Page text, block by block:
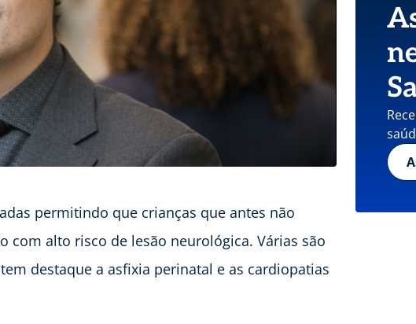
permitindo que crianças que antes não
com alto risco de lesão neurológica. Várias são
destaque a asfixia perinatal e as cardiopatias